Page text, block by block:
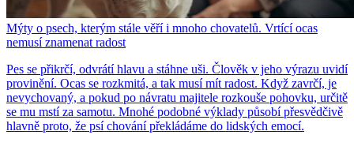
Mýty o psech, kterým stále věří i mnoho chovatelů. Vrtící ocas
nemusí znamenat radost
Pes se přikrčí, odvrátí hlavu a stáhne uši. Člověk v jeho výrazu uvidí
provinění. Ocas se rozkmitá, a tak musí mít radost. Když zavrčí, je
nevychovaný, a pokud po návratu majitele rozkouše pohovku, určitě
se mu mstí za samotu. Mnohé podobné výklady působí přesvědčivě
hlavně proto, že psí chování překládáme do lidských emocí.